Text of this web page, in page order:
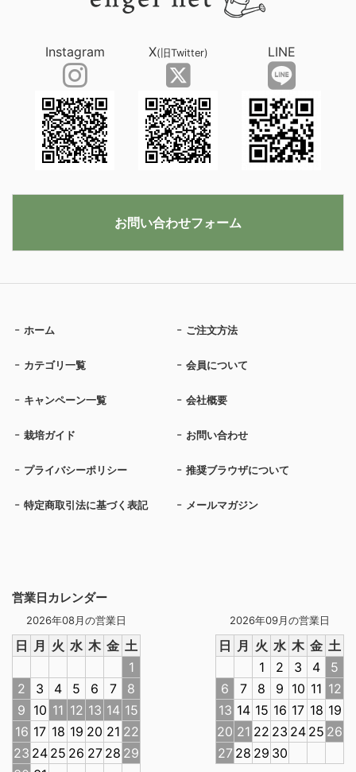
営業日カレンダー
2026年08月の営業日
日 月 火 水 木 金 土
1
2
3 4 5 6 7
8
9 10 11 12 13 14 15
16 17 18 19 20 21 22
23 24 25 26 27 28 29
2026年09月の営業日
日 月 火 水 木 金 土
1
2 3 4
5
6
7 8 9 10 11 12
13 14 15 16 17 18 19
20 21 22 23 24 25 26
27 28 29 30
ホーム ご注文方法
カテゴリ一覧 会員について
キャンペーン一覧 会社概要
栽培ガイド お問い合わせ
プライバシーポリシー 推奨ブラウザについて
特定商取引法に基づく表記 メールマガジン
Instagram X(旧Twitter) LINE
お問い合わせフォーム